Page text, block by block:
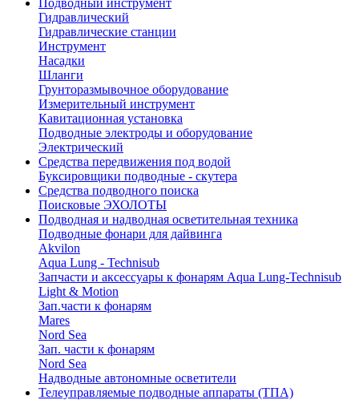
Подводный инструмент
Гидравлический
Гидравлические станции
Инструмент
Насадки
Шланги
Грунторазмывочное оборудование
Измерительный инструмент
Кавитационная установка
Подводные электроды и оборудование
Электрический
Средства передвижения под водой
Буксировщики подводные - скутера
Средства подводного поиска
Поисковые ЭХОЛОТЫ
Подводная и надводная осветительная техника
Подводные фонари для дайвинга
Akvilon
Aqua Lung - Technisub
Запчасти и аксессуары к фонарям Aqua Lung-Technisub
Light & Motion
Зап.части к фонарям
Mares
Nord Sea
Зап. части к фонарям
Nord Sea
Надводные автономные осветители
Телеуправляемые подводные аппараты (ТПА)